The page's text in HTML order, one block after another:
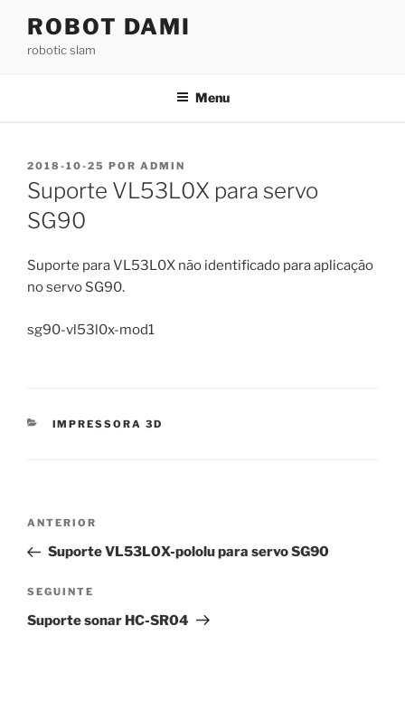
ROBOT DAMI
robotic slam
Menu
PUBLICADO
EM
2018-10-25 POR ADMIN
Suporte VL53L0X para servo
SG90
Suporte para VL53L0X não identificado para aplicação
no servo SG90.
sg90-vl53l0x-mod1
CATEGORIAS
IMPRESSORA 3D
Navegação
artigos
Conteúdo
anterior
ANTERIOR
Suporte VL53L0X-pololu para servo SG90
Conteúdo
seguinte
SEGUINTE
Suporte sonar HC-SR04